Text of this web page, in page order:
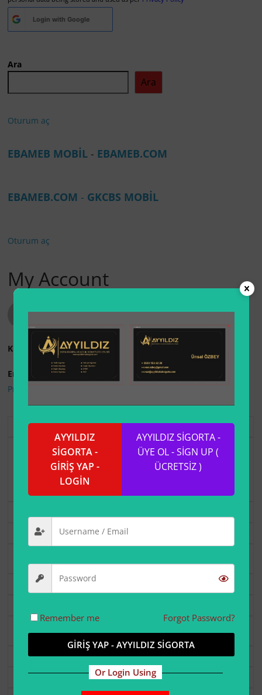
Login with Google
Ara
Ara
Oturum aç
EBAMEB MOBİL - EBAMEB.COM
EBAMEB.COM - GKCBS MOBİL
Oturum aç
My Account
Hoşgeldiniz,
Kullanıcı Adı:
Email:
Profili Düzenle
1 Year Membership
şimdi.
Üyelik 1 Yıl'den
sonra sona erer.
Premium
Geography
AYYILDIZ
SİGORTA -
GİRİŞ YAP -
LOGİN
AYYILDIZ SİGORTA -
ÜYE OL - SİGN UP (
ÜCRETSİZ )
Remember me Forgot Password?
GİRİŞ YAP - AYYILDIZ SİGORTA
Or Login Using